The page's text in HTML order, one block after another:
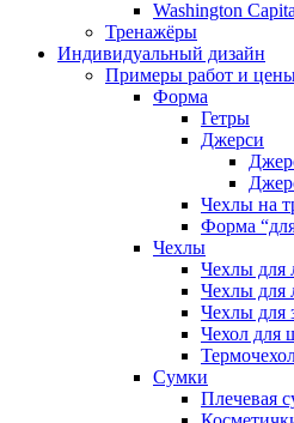
Washington
Тренажёры
Индивидуальный дизайн
Примеры работ и
Форма
Гетры
Джерси
Чехлы на
Форма
Чехлы
Чехлы для
Чехлы для
Чехлы для
Чехол для
Сумки
Плечевая